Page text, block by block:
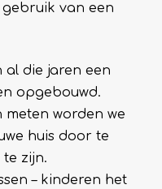
van een
al die jaren een
opgebouwd.
worden we
huis door te
zijn.
– kinderen het